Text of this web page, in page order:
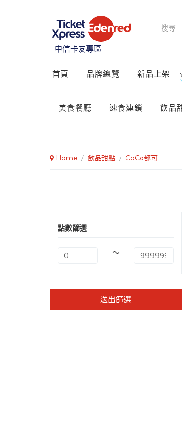
中信卡友專區
首頁 品牌總覽 新品上架
美食餐廳 速食連鎖 飲品
Home / 飲品甜點 / CoCo都可
點數篩選
～
送出篩選